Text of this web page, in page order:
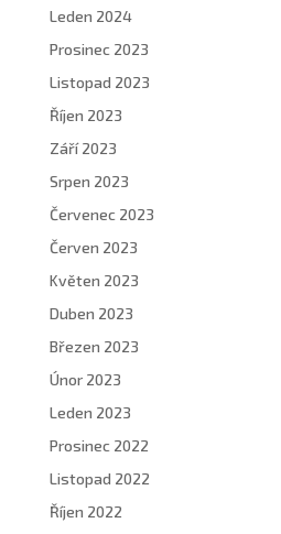
Leden 2024
Prosinec 2023
Listopad 2023
Říjen 2023
Září 2023
Srpen 2023
Červenec 2023
Červen 2023
Květen 2023
Duben 2023
Březen 2023
Únor 2023
Leden 2023
Prosinec 2022
Listopad 2022
Říjen 2022